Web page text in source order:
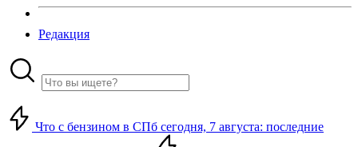
Редакция
Что с бензином в СПб сегодня, 7 августа: последние